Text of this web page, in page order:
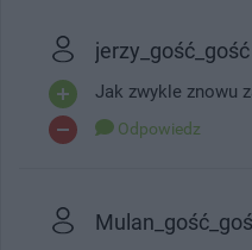
jerzy_gość_gość
Jak zwykle znowu
Odpowiedz